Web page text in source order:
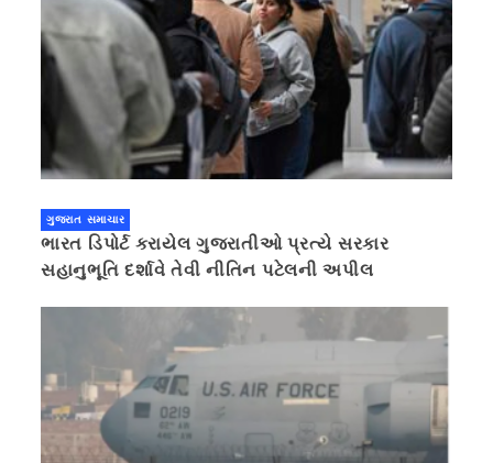
ગુજરાત સમાચાર
ભારત ડિપોર્ટ કરાયેલ ગુજરાતીઓ પ્રત્યે સરકાર
સહાનુભૂતિ દર્શાવે તેવી નીતિન પટેલની અપીલ